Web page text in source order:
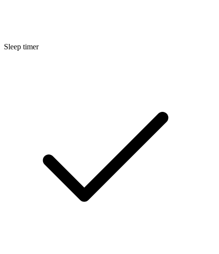
Sleep timer